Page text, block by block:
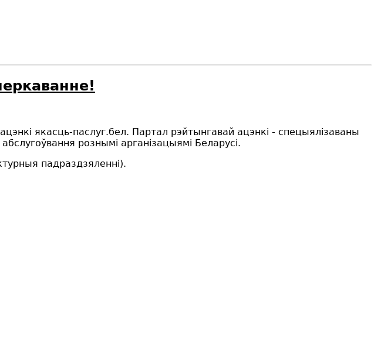
якасць-паслуг.бел. Партал рэйтынгавай ацэнкі - спецыялізаваны
рознымі арганізацыямі Беларусі.
падраздзяленні).